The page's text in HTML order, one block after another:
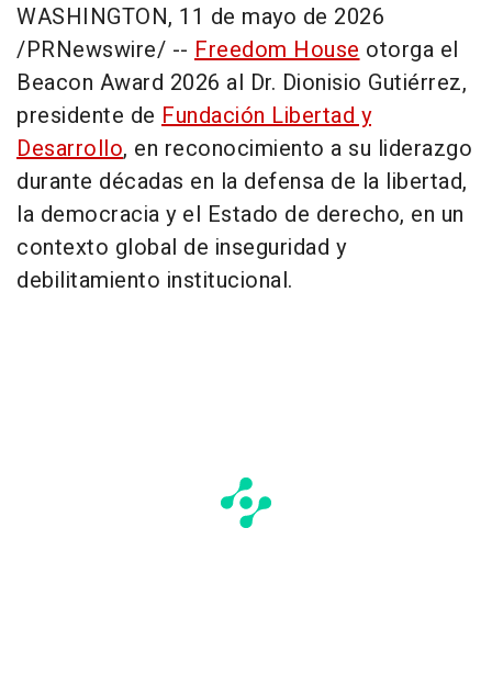
WASHINGTON, 11 de mayo de 2026
/PRNewswire/ -- Freedom Houseotorga el
Beacon Award 2026 al Dr. Dionisio Gutiérrez,
presidente de Fundación Libertad y
Desarrollo, en reconocimiento a su liderazgo
durante décadas en la defensa de la libertad,
la democracia y el Estado de derecho, en un
contexto global de inseguridad y
debilitamiento institucional.